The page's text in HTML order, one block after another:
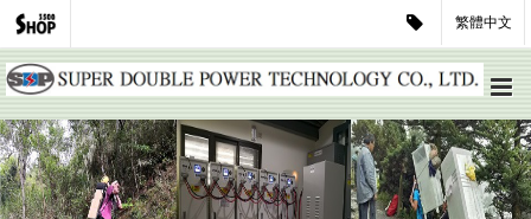
繁體中文